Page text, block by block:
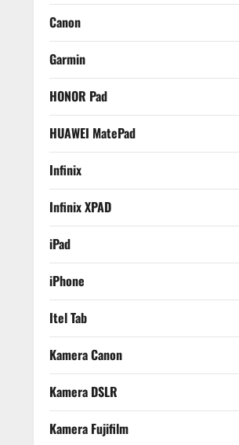
Canon
Garmin
HONOR Pad
HUAWEI MatePad
Infinix
Infinix XPAD
iPad
iPhone
Itel Tab
Kamera Canon
Kamera DSLR
Kamera Fujifilm